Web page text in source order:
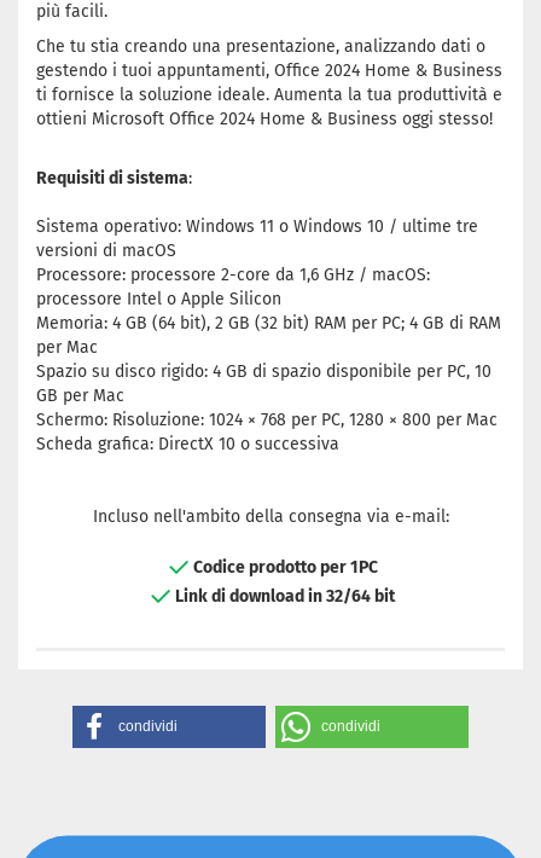
più facili.
Che tu stia creando una presentazione, analizzando dati o
gestendo i tuoi appuntamenti, Office 2024 Home & Business
ti fornisce la soluzione ideale. Aumenta la tua produttività e
ottieni Microsoft Office 2024 Home & Business oggi stesso!
Requisiti di sistema:
Sistema operativo: Windows 11 o Windows 10 / ultime tre
versioni di macOS
Processore: processore 2-core da 1,6 GHz / macOS:
processore Intel o Apple Silicon
Memoria: 4 GB (64 bit), 2 GB (32 bit) RAM per PC; 4 GB di RAM
per Mac
Spazio su disco rigido: 4 GB di spazio disponibile per PC, 10
GB per Mac
Schermo: Risoluzione: 1024 × 768 per PC, 1280 × 800 per Mac
Scheda grafica: DirectX 10 o successiva
Incluso nell'ambito della consegna via e-mail:
Codice prodotto per 1PC
Link di download in 32/64 bit
condividi condividi